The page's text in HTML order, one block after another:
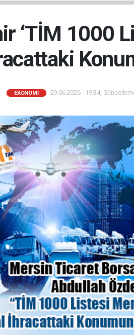
‘TİM 1000
EKONOMI 29.06.2026 - 19:34,